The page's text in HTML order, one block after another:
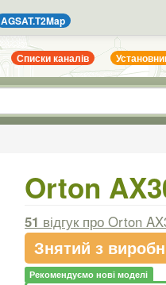
AGSAT.T2Map
Списки каналів
Orton
51 відгук про Orton
Знятий з
Рекомендуємо нові моделі